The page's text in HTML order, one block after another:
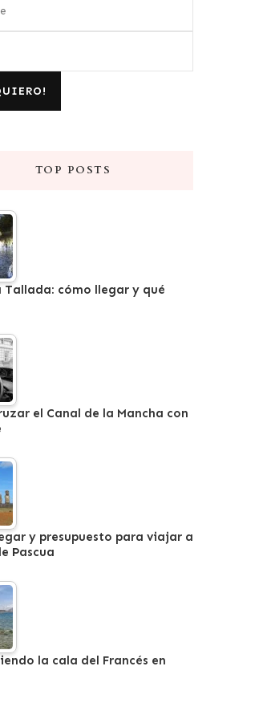
TOP POSTS
Tallada: cómo llegar y qué
el Canal de la Mancha con
y presupuesto para viajar a
Pascua
la cala del Francés en